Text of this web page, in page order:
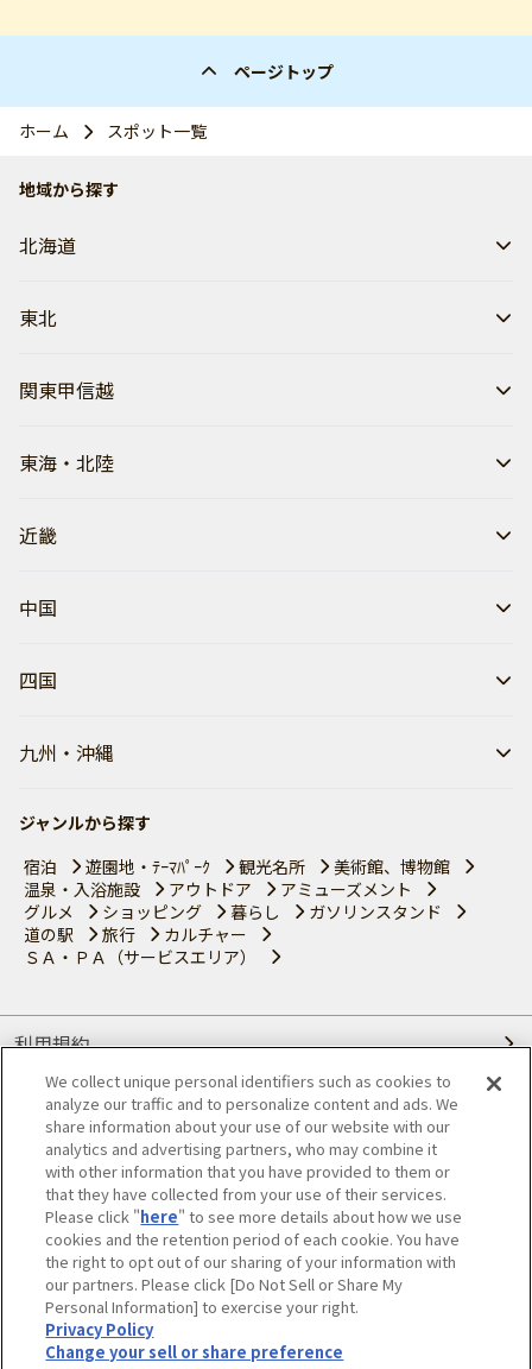
ページトップ
ホーム スポット一覧
地域から探す
北海道
東北
関東甲信越
東海・北陸
近畿
中国
四国
九州・沖縄
ジャンルから探す
宿泊
遊園地・ﾃｰﾏﾊﾟｰｸ 観光名所
美術館、博物館
温泉・入浴施設
アウトドア
アミューズメント
グルメ
ショッピング 暮らし
ガソリンスタンド
道の駅
旅行
カルチャー
ＳＡ・ＰＡ（サービスエリア）
利用規約
個人情報の取り扱いについて
会員優待サービスの提携をご検討の方へ
JAFホームページ
© JAPAN AUTOMOBILE FEDERATION. All rights reserved.
We collect unique personal identifiers such as cookies to
analyze our traffic and to personalize content and ads. We
share information about your use of our website with our
analytics and advertising partners, who may combine it
with other information that you have provided to them or
that they have collected from your use of their services.
Please click "here" to see more details about how we use
cookies and the retention period of each cookie. You have
the right to opt out of our sharing of your information with
our partners. Please click [Do Not Sell or Share My
Personal Information] to exercise your right.
Privacy Policy
Change your sell or share preference